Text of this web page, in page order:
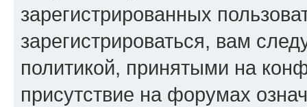
зарегистрированных
зарегистрироваться, вам
политикой, принятыми на
присутствие на форумах